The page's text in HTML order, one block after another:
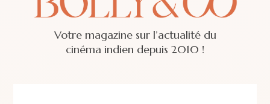
Votre magazine sur l’actualité du
cinéma indien depuis 2010 !